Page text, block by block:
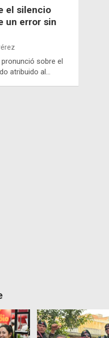
el silencio
un error sin
sobre el
atribuido al…